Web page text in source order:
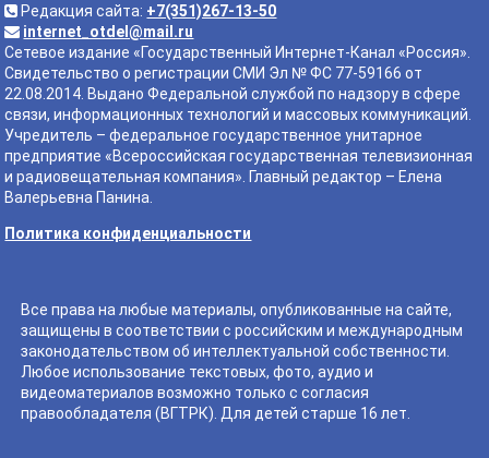
Редакция сайта: +7(351)267-13-50
internet_otdel@mail.ru
Сетевое издание «Государственный Интернет-Канал «Россия».
Свидетельство о регистрации СМИ Эл № ФС 77-59166 от
22.08.2014. Выдано Федеральной службой по надзору в сфере
связи, информационных технологий и массовых коммуникаций.
Учредитель – федеральное государственное унитарное
предприятие «Всероссийская государственная телевизионная
и радиовещательная компания». Главный редактор – Елена
Валерьевна Панина.
Политика конфиденциальности
Все права на любые материалы, опубликованные на сайте,
защищены в соответствии с российским и международным
законодательством об интеллектуальной собственности.
Любое использование текстовых, фото, аудио и
видеоматериалов возможно только с согласия
правообладателя (ВГТРК). Для детей старше 16 лет.